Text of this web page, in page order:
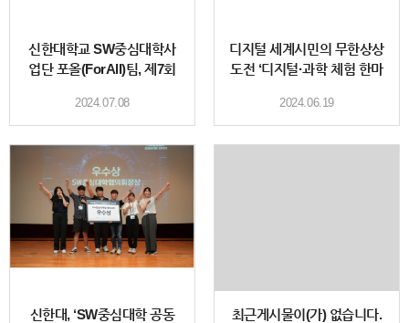
신한대학교 SW중심대학사
업단 포올(ForAll)팀, 제7회
회에
2024.07.08
디지털 세계시민의 무한상상
도전 ‘디지털·과학 체험 한마
2024.06.19
신한대, ‘SW중심대학 공동
최근게시물이(가) 없습니다.